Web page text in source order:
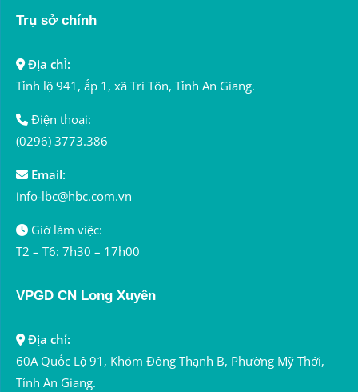
Trụ sở chính
Địa chỉ:
Tỉnh lộ 941, ấp 1, xã Tri Tôn, Tỉnh An Giang.
Điện thoại:
(0296) 3773.386
Email:
info-lbc@hbc.com.vn
Giờ làm việc:
T2 – T6: 7h30 – 17h00
VPGD CN Long Xuyên
Địa chỉ:
60A Quốc Lộ 91, Khóm Đông Thạnh B, Phường Mỹ Thới,
Tỉnh An Giang.